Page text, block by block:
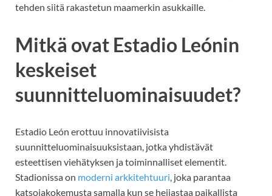
tehden siitä rakastetun maamerkin asukkaille.
Mitkä ovat Estadio Leónin
keskeiset
suunnitteluominaisuudet?
Estadio León erottuu innovatiivisista
suunnitteluominaisuuksistaan, jotka yhdistävät
esteettisen viehätyksen ja toiminnalliset elementit.
Stadionissa on moderni arkkitehtuuri, joka parantaa
katsojakokemusta samalla kun se heijastaa paikallista